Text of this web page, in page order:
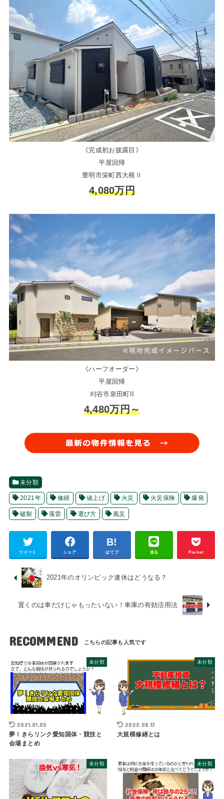
《完成初お披露目》
平屋回帰
豊明市栄町西大根Ⅱ
4,080万円
《ハーフオーダー》
平屋回帰
刈谷市泉田町II
4,480万円～
未分類
2021年 修繕 値上げ 火災 火災保険 爆発
破裂 落雷 選び方 風災
ツイート シェア はてブ 送る Pocket
2021年のオリンピック連休はどうなる？
置くのは車だけじゃもったいない！車庫の有効活用法
RECOMMEND
未分類
2021.01.05
夢！きらリンク愛知国体・競技と
会場まとめ
未分類
2022.08.13
大規模修繕とは
未分類 未分類